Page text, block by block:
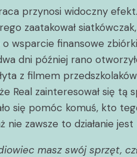
przynosi widoczny
zaatakował
wsparcie finansowe
dni później rano
z filmem przedszkolaków
zainteresował się tą
się pomóc komuś, kto
zawsze to działanie
masz swój sprzęt,